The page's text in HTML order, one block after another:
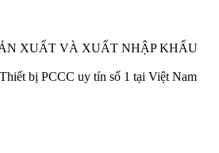
XUẤT VÀ XUẤT NHẬP KHẨU
bị PCCC uy tín số 1 tại Việt Nam